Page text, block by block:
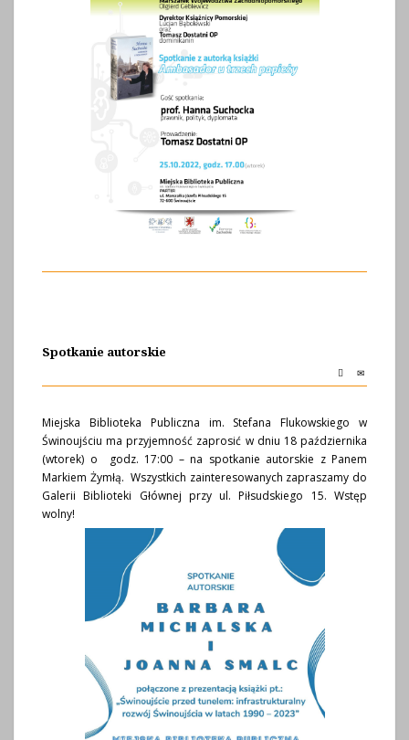
Spotkanie autorskie
Miejska Biblioteka Publiczna im. Stefana Flukowskiego w
Świnoujściu ma przyjemność zaprosić w dniu 18 października
(wtorek) o godz. 17:00 – na spotkanie autorskie z Panem
Markiem Żymłą. Wszystkich zainteresowanych zapraszamy do
Galerii Biblioteki Głównej przy ul. Piłsudskiego 15. Wstęp
wolny!